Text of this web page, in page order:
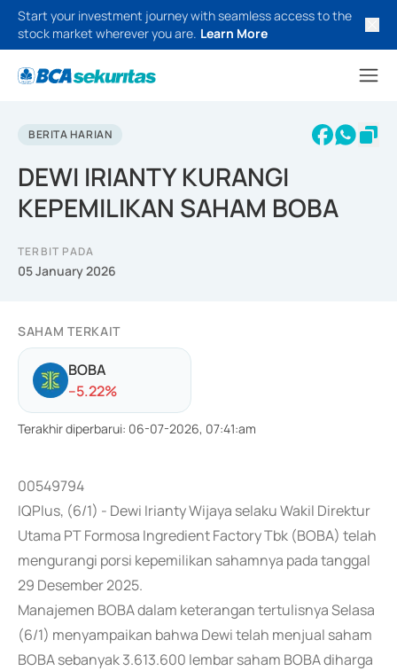
Start your investment journey with seamless access to the
stock market wherever you are. Learn More
BERITA HARIAN
DEWI IRIANTY KURANGI
KEPEMILIKAN SAHAM BOBA
TERBIT PADA
05 January 2026
SAHAM TERKAIT
BOBA
--5.22%
Terakhir diperbarui: 06-07-2026, 07:41:am
00549794
IQPlus, (6/1) - Dewi Irianty Wijaya selaku Wakil Direktur
Utama PT Formosa Ingredient Factory Tbk (BOBA) telah
mengurangi porsi kepemilikan sahamnya pada tanggal
29 Desember 2025.
Manajemen BOBA dalam keterangan tertulisnya Selasa
(6/1) menyampaikan bahwa Dewi telah menjual saham
BOBA sebanyak 3.613.600 lembar saham BOBA diharga